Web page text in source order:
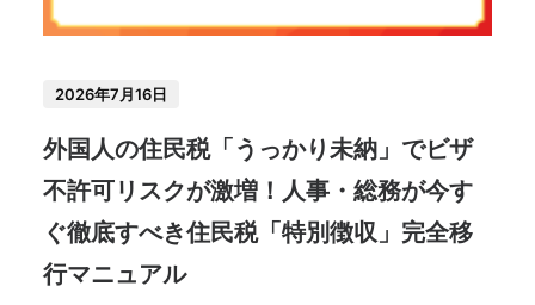
2026年7月16日
外国人の住民税「うっかり未納」でビザ
不許可リスクが激増！人事・総務が今す
ぐ徹底すべき住民税「特別徴収」完全移
行マニュアル